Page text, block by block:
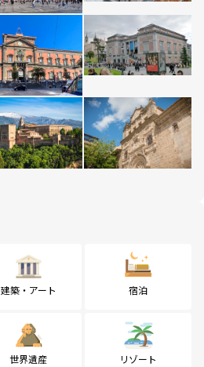
建築・アート 宿泊
世界遺産 リゾート